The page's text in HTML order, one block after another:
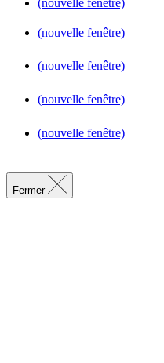
(nouvelle fenêtre)
(nouvelle fenêtre)
(nouvelle fenêtre)
(nouvelle fenêtre)
Fermer